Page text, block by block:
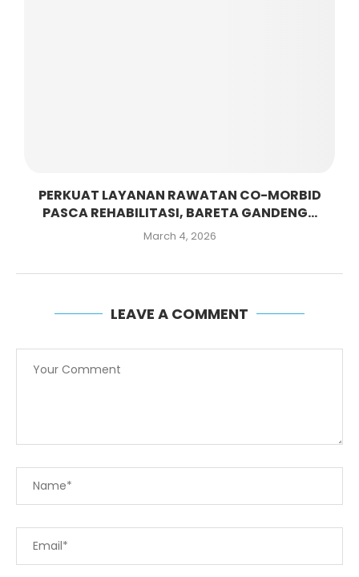
PERKUAT LAYANAN RAWATAN CO-MORBID
PASCA REHABILITASI, BARETA GANDENG...
March 4, 2026
LEAVE A COMMENT